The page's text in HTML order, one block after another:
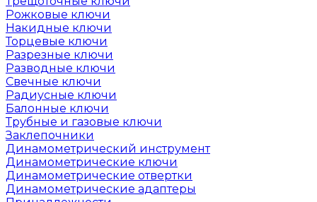
Рожковые ключи
Накидные ключи
Торцевые ключи
Разрезные ключи
Разводные ключи
Свечные ключи
Радиусные ключи
Балонные ключи
Трубные и газовые ключи
Заклепочники
Динамометрический инструмент
Динамометрические ключи
Динамометрические отвертки
Динамометрические адаптеры